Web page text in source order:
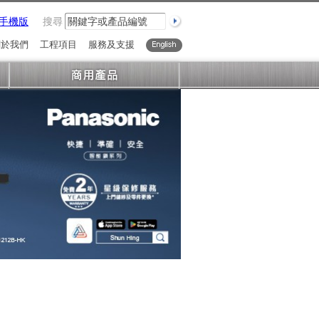
機版 搜尋
服務及支援
工程項目
我們